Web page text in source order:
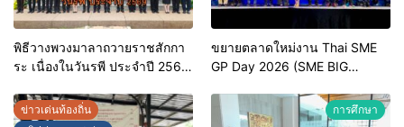
พิธีวางพวงมาลาถวายราชสักกา
ระ เนื่องในวันรพี ประจำปี 2569
เพื่อเชื่อมความสัมพันธ์อันดีของ
หน่วยงานในกระบวนการ
ขยายตลาดใหม่งาน Thai SME
GP Day 2026 (SME BIG
ข่าวเด่นท้องถิ่น
การศึกษา